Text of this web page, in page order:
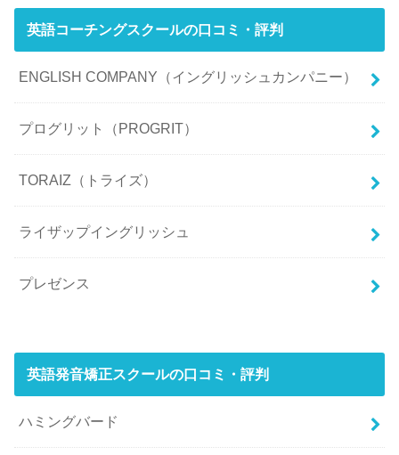
英語コーチングスクールの口コミ・評判
ENGLISH COMPANY（イングリッシュカンパニー）
プログリット（PROGRIT）
TORAIZ（トライズ）
ライザップイングリッシュ
プレゼンス
英語発音矯正スクールの口コミ・評判
ハミングバード